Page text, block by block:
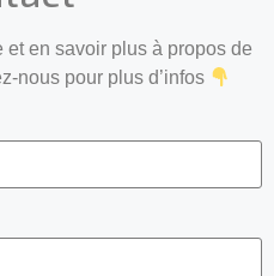
en savoir plus à propos de
nous pour plus d’infos